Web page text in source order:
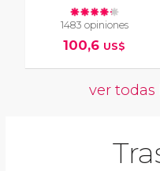
1483 opiniones
100,6 US$
ver todas